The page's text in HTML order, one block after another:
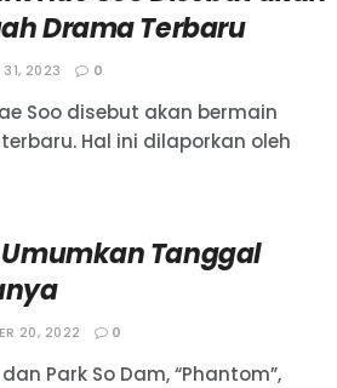
Drama Terbaru
2023 0
Soo disebut akan bermain
Hal ini dilaporkan oleh
Tanggal
20, 2022 0
Park So Dam, “Phantom”,